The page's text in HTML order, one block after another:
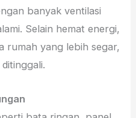
banyak ventilasi
Selain hemat energi,
rumah yang lebih segar,